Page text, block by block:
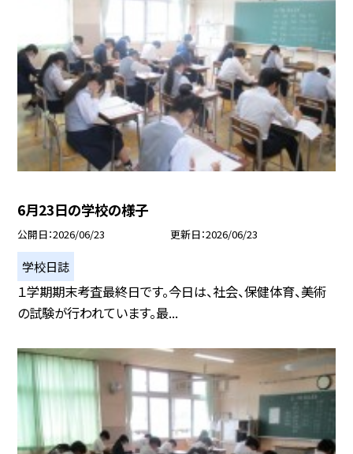
6月23日の学校の様子
公開日 2026/06/23 更新日 2026/06/23
学校日誌
１学期期末考査最終日です。今日は、社会、保健体育、美術
の試験が行われています。最...